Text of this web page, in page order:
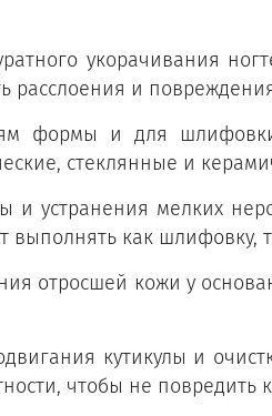
укорачивания
расслоения и
формы и для
стеклянные и
устранения мелких
выполнять как
отросшей кожи у
кутикулы и
чтобы не повредить